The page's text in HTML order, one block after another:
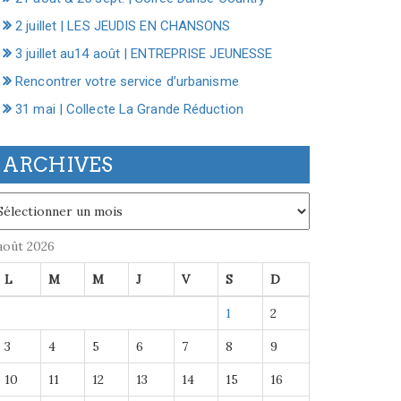
2 juillet | LES JEUDIS EN CHANSONS
3 juillet au14 août | ENTREPRISE JEUNESSE
Rencontrer votre service d’urbanisme
31 mai | Collecte La Grande Réduction
ARCHIVES
2026
L M M J V S D
1 2
3 4 5 6 7 8 9
10 11 12 13 14 15 16